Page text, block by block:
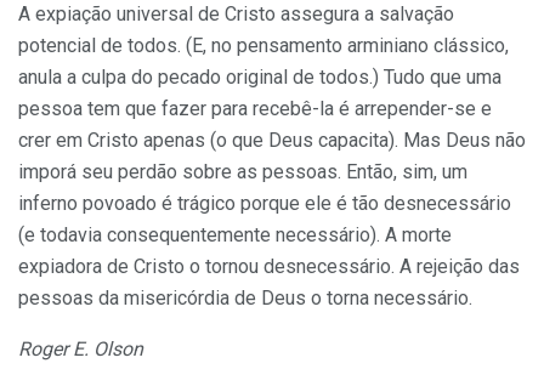
A expiação universal de Cristo assegura a salvação
potencial de todos. (E, no pensamento arminiano clássico,
anula a culpa do pecado original de todos.) Tudo que uma
pessoa tem que fazer para recebê-la é arrepender-se e
crer em Cristo apenas (o que Deus capacita). Mas Deus não
imporá seu perdão sobre as pessoas. Então, sim, um
inferno povoado é trágico porque ele é tão desnecessário
(e todavia consequentemente necessário). A morte
expiadora de Cristo o tornou desnecessário. A rejeição das
pessoas da misericórdia de Deus o torna necessário.
Roger E. Olson